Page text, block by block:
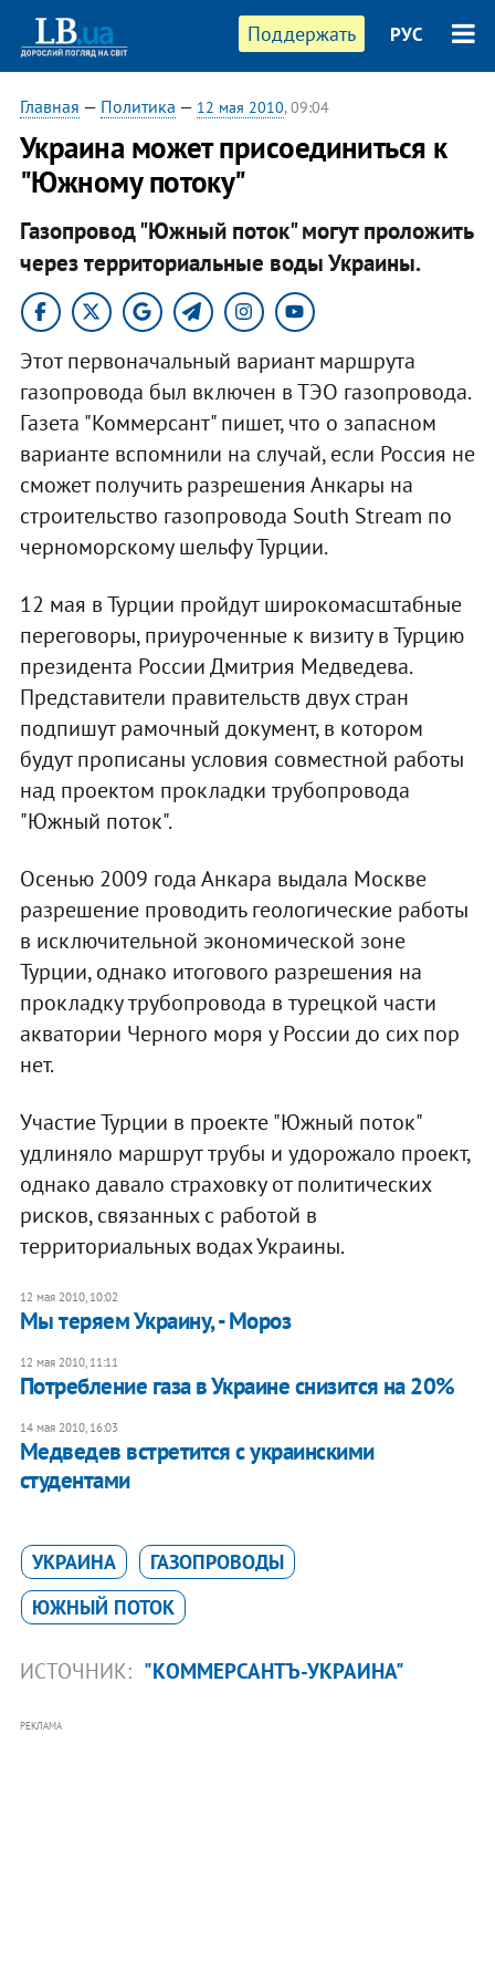
Поддержать РУС
Главная — Политика — 12 мая 2010, 09:04
Украина может присоединиться к
"Южному потоку"
Газопровод "Южный поток" могут проложить
через территориальные воды Украины.
Этот первоначальный вариант маршрута
газопровода был включен в ТЭО газопровода.
Газета "Коммерсант" пишет, что о запасном
варианте вспомнили на случай, если Россия не
сможет получить разрешения Анкары на
строительство газопровода South Stream по
черноморскому шельфу Турции.
12 мая в Турции пройдут широкомасштабные
переговоры, приуроченные к визиту в Турцию
президента России Дмитрия Медведева.
Представители правительств двух стран
подпишут рамочный документ, в котором
будут прописаны условия совместной работы
над проектом прокладки трубопровода
"Южный поток".
Осенью 2009 года Анкара выдала Москве
разрешение проводить геологические работы
в исключительной экономической зоне
Турции, однако итогового разрешения на
прокладку трубопровода в турецкой части
акватории Черного моря у России до сих пор
нет.
Участие Турции в проекте "Южный поток"
удлиняло маршрут трубы и удорожало проект,
однако давало страховку от политических
рисков, связанных с работой в
территориальных водах Украины.
12 мая 2010, 10:02
Мы теряем Украину, - Мороз
12 мая 2010, 11:11
Потребление газа в Украине снизится на 20%
14 мая 2010, 16:03
Медведев встретится с украинскими
студентами
УКРАИНА
ГАЗОПРОВОДЫ
ЮЖНЫЙ ПОТОК
ИСТОЧНИК: "КОММЕРСАНТЪ-УКРАИНА"
РЕКЛАМА